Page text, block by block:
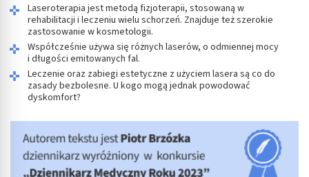
Laseroterapia jest metodą fizjoterapii, stosowaną w
rehabilitacji i leczeniu wielu schorzeń. Znajduje też szerokie
zastosowanie w kosmetologii.
Współcześnie używa się różnych laserów, o odmiennej mocy
i długości emitowanych fal.
Leczenie oraz zabiegi estetyczne z użyciem lasera są co do
zasady bezbolesne. U kogo mogą jednak powodować
dyskomfort?